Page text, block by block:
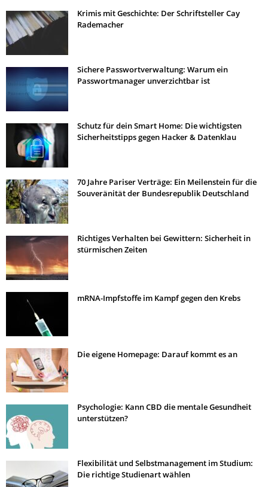
Krimis mit Geschichte: Der Schriftsteller Cay
Rademacher
Sichere Passwortverwaltung: Warum ein
Passwortmanager unverzichtbar ist
Schutz für dein Smart Home: Die wichtigsten
Sicherheitstipps gegen Hacker & Datenklau
70 Jahre Pariser Verträge: Ein Meilenstein für die
Souveränität der Bundesrepublik Deutschland
Richtiges Verhalten bei Gewittern: Sicherheit in
stürmischen Zeiten
mRNA-Impfstoffe im Kampf gegen den Krebs
Die eigene Homepage: Darauf kommt es an
Psychologie: Kann CBD die mentale Gesundheit
unterstützen?
Flexibilität und Selbstmanagement im Studium:
Die richtige Studienart wählen